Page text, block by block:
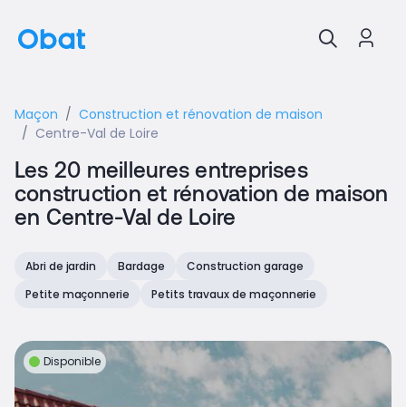
Maçon
Construction et rénovation de maison
Centre-Val de Loire
Les 20 meilleures entreprises
construction et rénovation de maison
en Centre-Val de Loire
Abri de jardin Bardage
Construction garage
Petite maçonnerie
Petits travaux de maçonnerie
Disponible